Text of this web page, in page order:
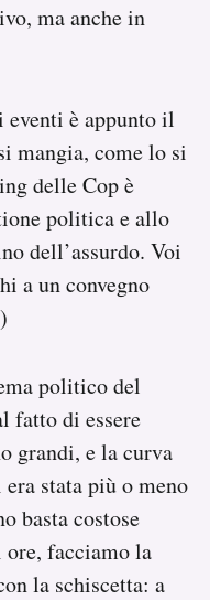
ma anche in
eventi è appunto il
mangia, come lo si
delle Cop è
politica e allo
dell’assurdo. Voi
a un convegno
politico del
fatto di essere
grandi, e la curva
stata più o meno
basta costose
ore, facciamo la
la schiscetta: a